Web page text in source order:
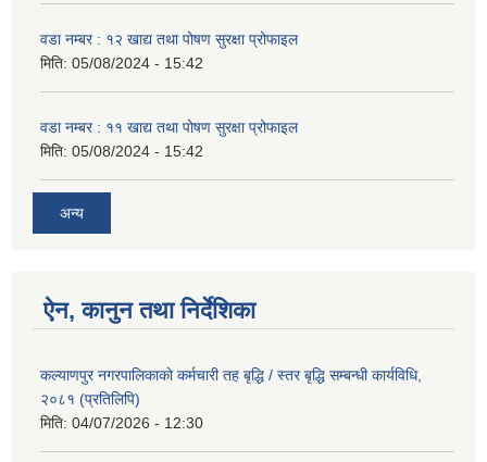
वडा नम्बर : १२ खाद्य तथा पोषण सुरक्षा प्रोफाइल
मिति: 05/08/2024 - 15:42
वडा नम्बर : ११ खाद्य तथा पोषण सुरक्षा प्रोफाइल
मिति: 05/08/2024 - 15:42
अन्य
ऐन, कानुन तथा निर्देशिका
कल्याणपुर नगरपालिकाको कर्मचारी तह बृद्धि / स्तर बृद्धि सम्बन्धी कार्यविधि,
२०८१ (प्रतिलिपि)
मिति: 04/07/2026 - 12:30